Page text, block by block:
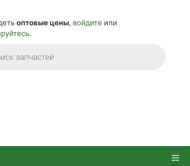
оптовые цены, войдите или
.